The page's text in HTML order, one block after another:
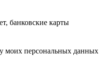
банковские карты
моих персональных данных